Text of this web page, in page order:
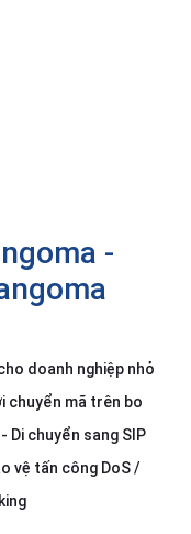
-
doanh nghiệp nhỏ
chuyển mã trên bo
Di chuyển sang SIP
vệ tấn công DoS /